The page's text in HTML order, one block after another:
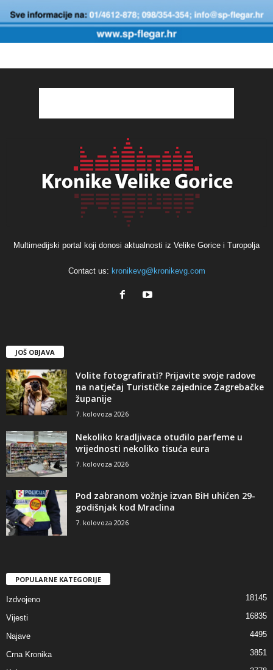
Multimedijski portal koji donosi aktualnosti iz Velike Gorice i Turopolja
Contact us: kronikevg@kronikevg.com
JOŠ OBJAVA
Volite fotografirati? Prijavite svoje radove
na natječaj Turističke zajednice Zagrebačke
županije
7. kolovoza 2026
Nekoliko kradljivaca otuđilo parfeme u
vrijednosti nekoliko tisuća eura
7. kolovoza 2026
Pod zabranom vožnje izvan BiH uhićen 29-
godišnjak kod Mraclina
7. kolovoza 2026
POPULARNE KATEGORIJE
Izdvojeno 18145
Vijesti 16835
Najave 4495
Crna Kronika 3851